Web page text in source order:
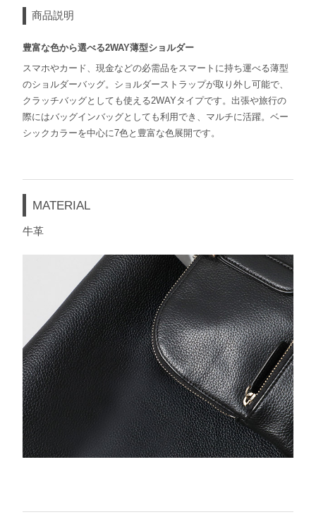
商品説明
豊富な色から選べる2WAY薄型ショルダー
スマホやカード、現金などの必需品をスマートに持ち運べる薄型
のショルダーバッグ。ショルダーストラップが取り外し可能で、
クラッチバッグとしても使える2WAYタイプです。出張や旅行の
際にはバッグインバッグとしても利用でき、マルチに活躍。ベー
シックカラーを中心に7色と豊富な色展開です。
MATERIAL
牛革